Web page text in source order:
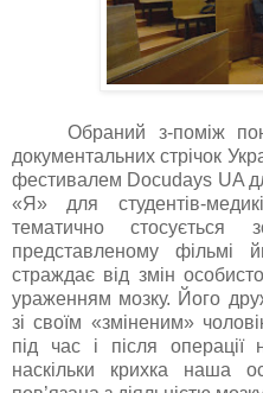
Обраний з-поміж
документальних стрічок
фестивалем Docudays UA
«Я» для студентів-
тематично
представленому фільмі
страждає від змін
ураженням мозку. Його
зі своїм «зміненим»
під час і після операції
наскільки крихка наша